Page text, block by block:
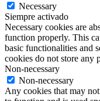
Necessary
Siempre activado
Necessary cookies are
function properly. This
basic functionalities and
cookies do not store any
Non-necessary
Non-necessary
Any cookies that may